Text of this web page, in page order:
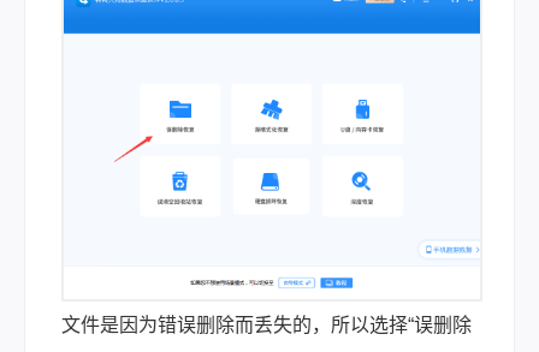
文件是因为错误删除而丢失的，所以选择“误删除